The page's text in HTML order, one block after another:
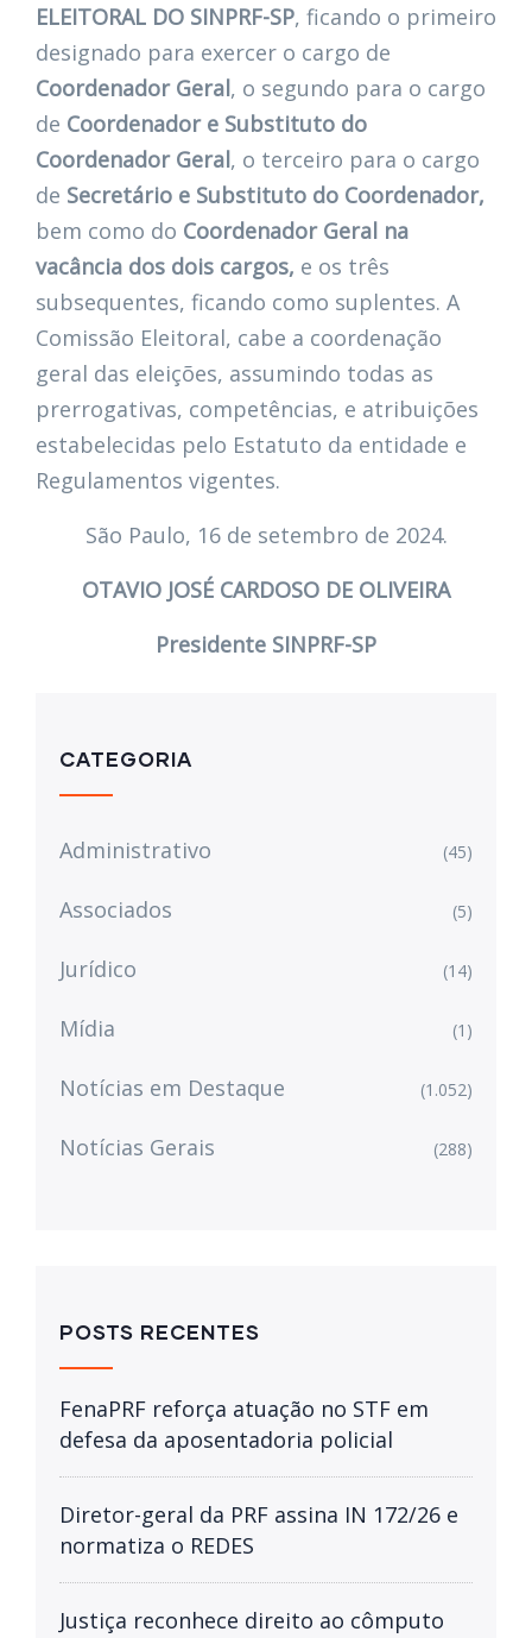
ELEITORAL DO SINPRF-SP, ficando o primeiro
designado para exercer o cargo de
Coordenador Geral, o segundo para o cargo
de Coordenador e Substituto do
Coordenador Geral, o terceiro para o cargo
de Secretário e Substituto do Coordenador,
bem como do Coordenador Geral na
vacância dos dois cargos, e os três
subsequentes, ficando como suplentes. A
Comissão Eleitoral, cabe a coordenação
geral das eleições, assumindo todas as
prerrogativas, competências, e atribuições
estabelecidas pelo Estatuto da entidade e
Regulamentos vigentes.
São Paulo, 16 de setembro de 2024.
OTAVIO JOSÉ CARDOSO DE OLIVEIRA
Presidente SINPRF-SP
CATEGORIA
Administrativo (45)
Associados (5)
Jurídico (14)
Mídia (1)
Notícias em Destaque (1.052)
Notícias Gerais (288)
POSTS RECENTES
FenaPRF reforça atuação no STF em
defesa da aposentadoria policial
Diretor-geral da PRF assina IN 172/26 e
normatiza o REDES
Justiça reconhece direito ao cômputo